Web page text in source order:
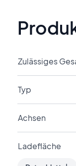
Zulässiges
Typ
Achsen
Ladefläche